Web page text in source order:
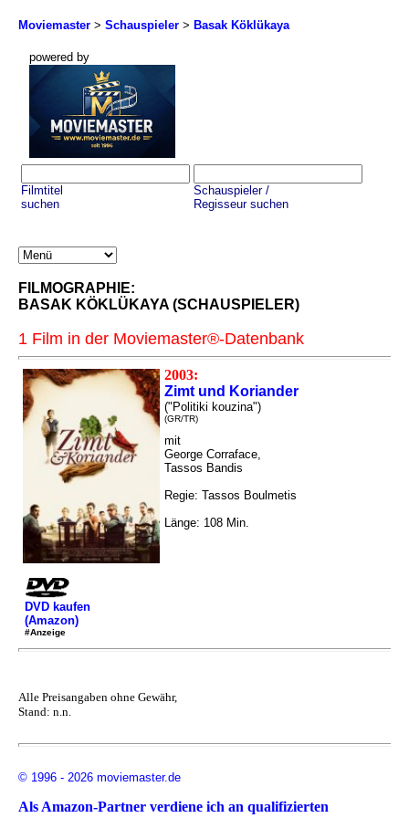
Moviemaster > Schauspieler > Basak Köklükaya
powered by
Filmtitel
suchen
Schauspieler /
Regisseur suchen
FILMOGRAPHIE:
BASAK KÖKLÜKAYA (SCHAUSPIELER)
1 Film in der Moviemaster®-Datenbank
2003:
Zimt und Koriander
("Politiki kouzina")
(GR/TR)
mit
George Corraface,
Tassos Bandis
Regie: Tassos Boulmetis
Länge: 108 Min.
DVD kaufen
(Amazon)
#Anzeige
Alle Preisangaben ohne Gewähr,
Stand: n.n.
© 1996 - 2026 moviemaster.de
Als Amazon-Partner verdiene ich an qualifizierten